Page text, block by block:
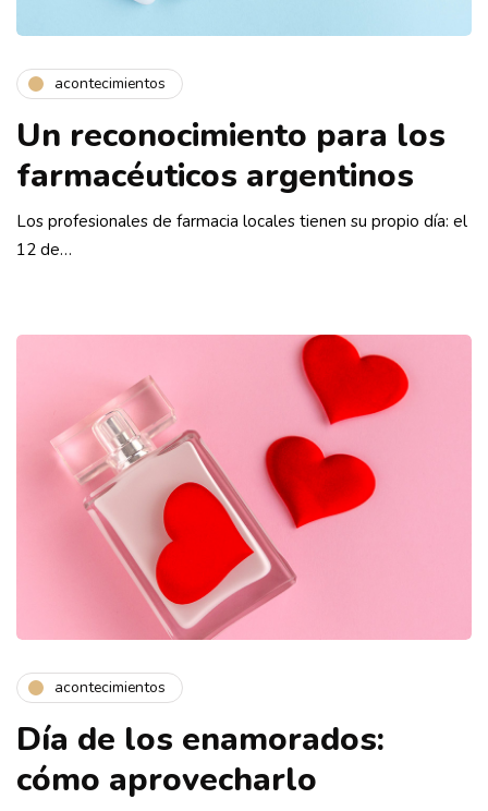
acontecimientos
Un reconocimiento para los
farmacéuticos argentinos
Los profesionales de farmacia locales tienen su propio día: el
12 de…
acontecimientos
Día de los enamorados:
cómo aprovecharlo